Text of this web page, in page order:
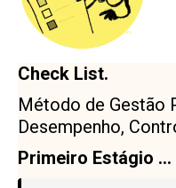
Check List.
Método de Gestão
Desempenho,
Primeiro Estágio …